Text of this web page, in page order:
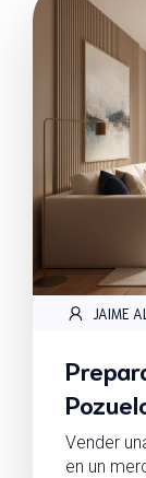
JAIME
Vender
en un